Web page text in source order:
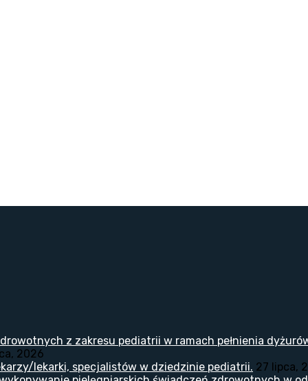
z zakresu pediatrii w ramach pełnienia
2026
lekarki, specjalistów w dziedzinie pediatrii. 27 lipca,